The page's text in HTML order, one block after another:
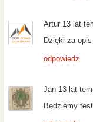
Artur 13 lat
Dzięki za
odpowiedz
Jan 13 lat
Będziemy